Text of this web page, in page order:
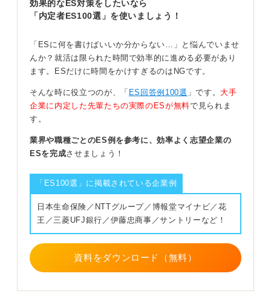
本文：お世話になっております。
〇〇の〇〇です。
先日はありがとうございました。
状況につきまして、差し支えない範囲でご教示いただけ
ますと幸いです」
自分の受信設定も忘れずに再確認しよう
着信制限も点検しておき、連絡が未達になっていないか
も確認しておきましょう。
0
効果的なES対策をしたいなら
「内定者ES100選」を使いましょう！
「ESに何を書けばいいか分からない…」と悩んでいませ
んか？就活は限られた時間で効率的に進める必要があり
ます。ESだけに時間をかけすぎるのはNGです。
そんな時に役立つのが、「 ES回答例100選 」です。 大手
企業に内定した先輩たちの実際のESが無料で見られま
す。
業界や職種ごとのES例を参考に、効率よく志望企業の
ESを完成させましょう！
「ES100選」に掲載されている企業例
日本生命保険／NTTグループ／博報堂マイナビ／花
王／三菱UFJ銀行／伊藤忠商事／サントリーなど！
資料をダウンロード（無料）